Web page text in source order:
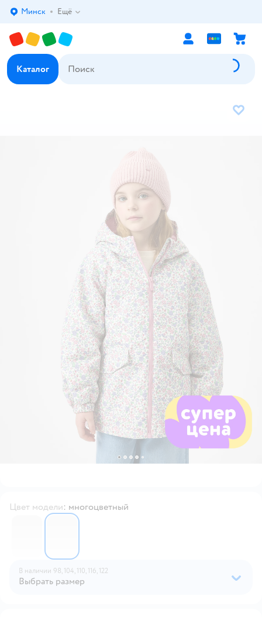
Выбор адреса доставки.
Минск Ещё
Каталог
В
Цвет модели: многоцветный
67428096742810
В наличии 98, 104, 110, 116, 122
Выбрать размер